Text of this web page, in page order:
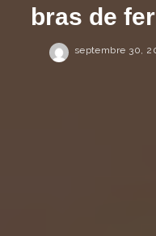
bras de
septembre 30,